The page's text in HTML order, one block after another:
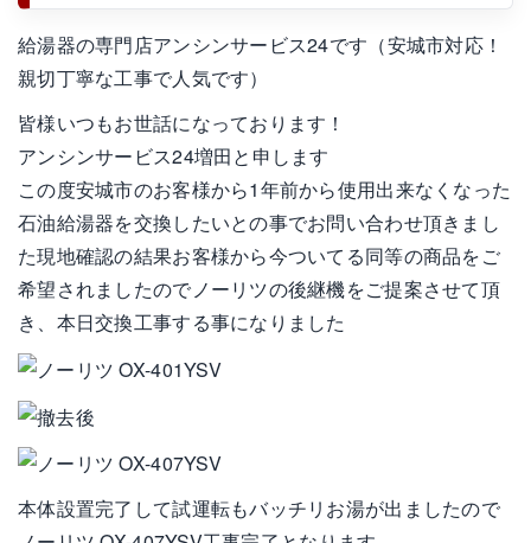
給湯器の専門店アンシンサービス24です（安城市対応！
親切丁寧な工事で人気です）
皆様いつもお世話になっております！
アンシンサービス24増田と申します
この度安城市のお客様から1年前から使用出来なくなった
石油給湯器を交換したいとの事でお問い合わせ頂きまし
た現地確認の結果お客様から今ついてる同等の商品をご
希望されましたのでノーリツの後継機をご提案させて頂
き、本日交換工事する事になりました
本体設置完了して試運転もバッチリお湯が出ましたので